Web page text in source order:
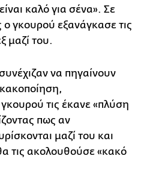
καλό για σένα». Σε
ο γκουρού εξανάγκασε τις
μαζί του.
να πηγαίνουν
τις έκανε «πλύση
πως αν
μαζί του και
τις ακολουθούσε «κακό